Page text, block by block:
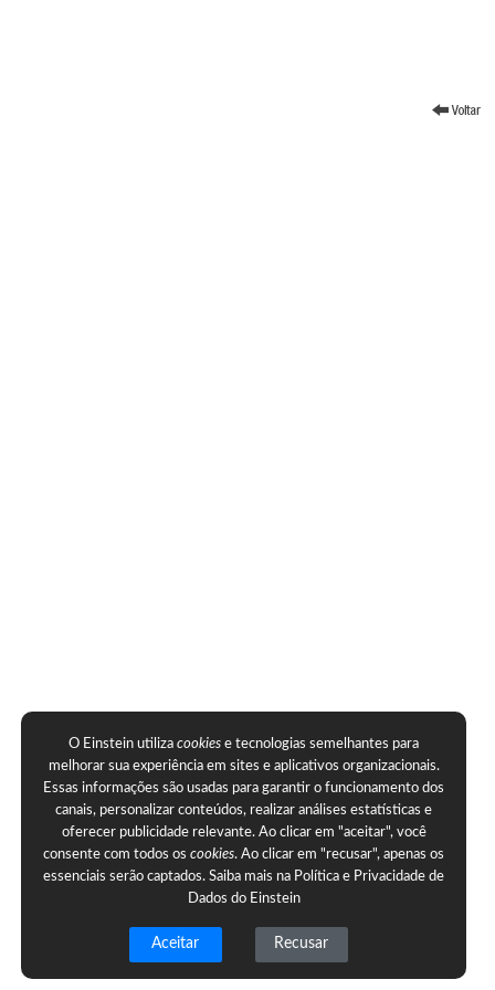
O Einstein utilizacookies e tecnologias semelhantes para
melhorar sua experiência em sites e aplicativos organizacionais.
Essas informações são usadas para garantir o funcionamento dos
canais, personalizar conteúdos, realizar análises estatísticas e
oferecer publicidade relevante. Ao clicar em "aceitar", você
consente com todos oscookies. Ao clicar em "recusar", apenas os
essenciais serão captados. Saiba mais na Política e Privacidade de
Dados do Einstein
Aceitar Recusar